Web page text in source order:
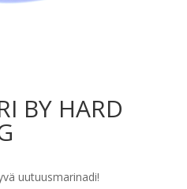
BY HARD
uutuusmarinadi!